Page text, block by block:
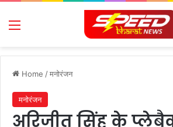
Menu
Home /मनोरंजन
मनोरंजन
अरिजीत सिंह के